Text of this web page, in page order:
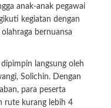
anak-anak pegawai
kegiatan dengan
bernuansa
langsung oleh
Solichin. Dengan
para peserta
rute kurang lebih 4